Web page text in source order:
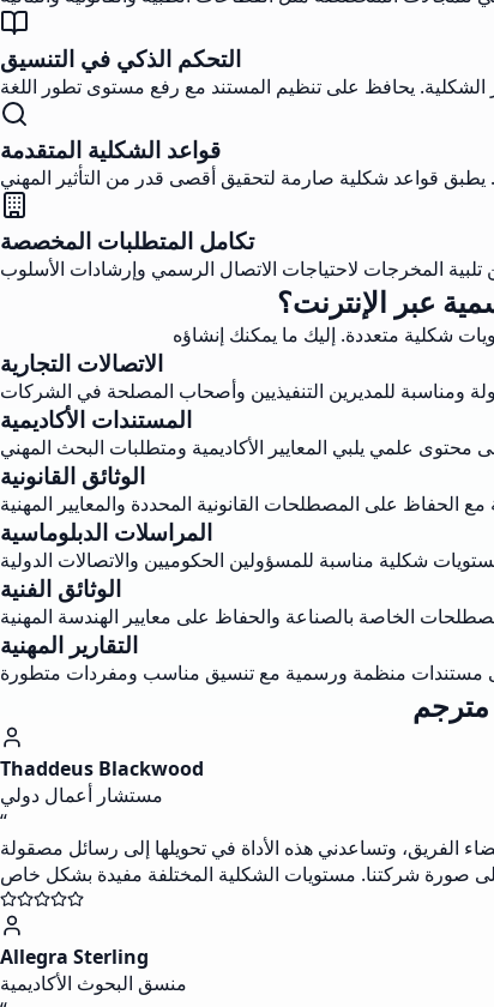
التحكم الذكي في التنسيق
قواعد الشكلية المتقدمة
تكامل المتطلبات المخصصة
عبر الإنترنت؟
الاتصالات التجارية
المستندات الأكاديمية
الوثائق القانونية
المراسلات الدبلوماسية
الوثائق الفنية
التقارير المهنية
Thaddeus Blackwood
مستشار أعمال دولي
“
الفريق، وتساعدني هذه الأداة في تحويلها إلى رسائل مصقولة
Allegra Sterling
منسق البحوث الأكاديمية